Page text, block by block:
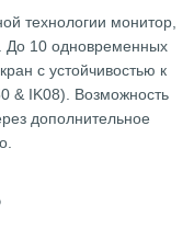
технологии монитор,
До 10 одновременных
с устойчивостью к
& IK08). Возможность
дополнительное